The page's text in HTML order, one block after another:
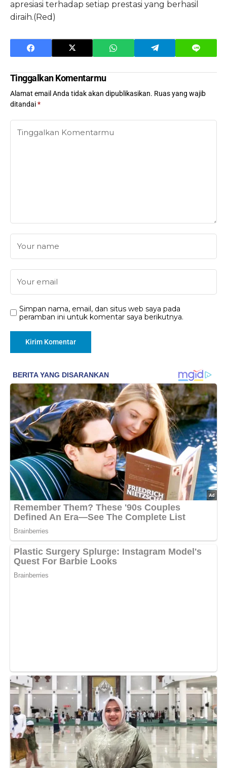
apresiasi terhadap setiap prestasi yang berhasil
diraih.(Red)
Tinggalkan Komentarmu
Alamat email Anda tidak akan dipublikasikan. Ruas yang wajib
ditandai*
Simpan nama, email, dan situs web saya pada
peramban ini untuk komentar saya berikutnya.